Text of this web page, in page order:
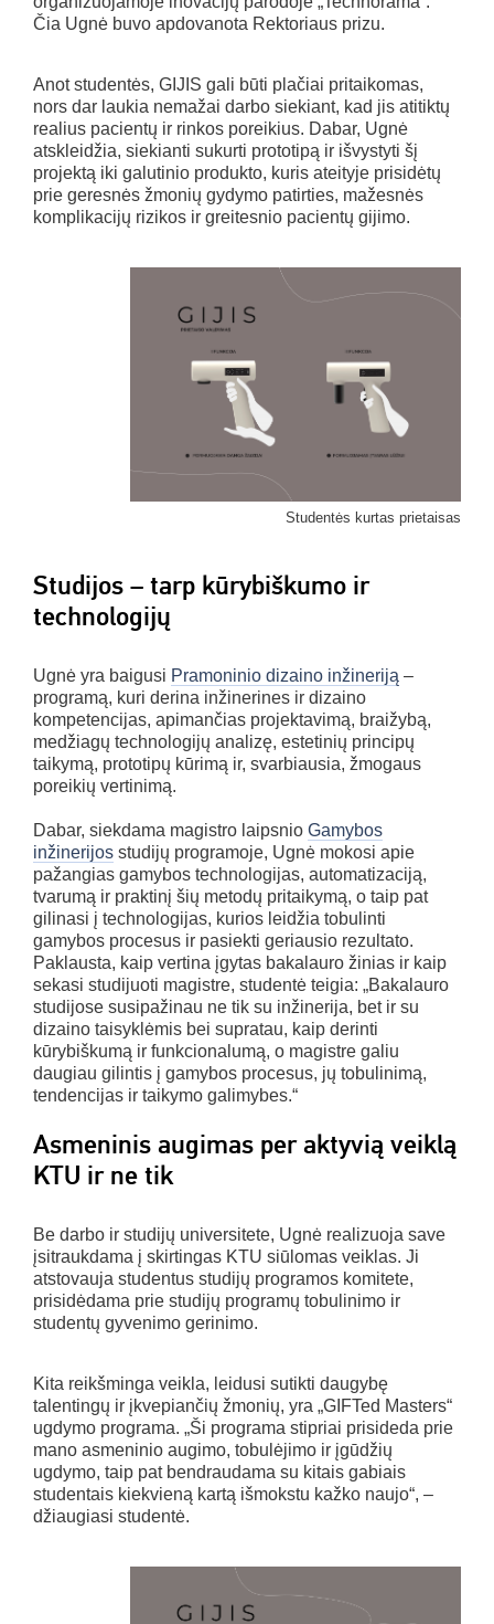
Čia Ugnė buvo apdovanota Rektoriaus prizu.
Anot studentės, GIJIS gali būti plačiai pritaikomas,
nors dar laukia nemažai darbo siekiant, kad jis atitiktų
realius pacientų ir rinkos poreikius. Dabar, Ugnė
atskleidžia, siekianti sukurti prototipą ir išvystyti šį
projektą iki galutinio produkto, kuris ateityje prisidėtų
prie geresnės žmonių gydymo patirties, mažesnės
komplikacijų rizikos ir greitesnio pacientų gijimo.
Studentės kurtas prietaisas
Studijos – tarp kūrybiškumo ir
technologijų
Ugnė yra baigusi Pramoninio dizaino inžineriją –
programą, kuri derina inžinerines ir dizaino
kompetencijas, apimančias projektavimą, braižybą,
medžiagų technologijų analizę, estetinių principų
taikymą, prototipų kūrimą ir, svarbiausia, žmogaus
poreikių vertinimą.
Dabar, siekdama magistro laipsnio Gamybos
inžinerijos studijų programoje, Ugnė mokosi apie
pažangias gamybos technologijas, automatizaciją,
tvarumą ir praktinį šių metodų pritaikymą, o taip pat
gilinasi į technologijas, kurios leidžia tobulinti
gamybos procesus ir pasiekti geriausio rezultato.
Paklausta, kaip vertina įgytas bakalauro žinias ir kaip
sekasi studijuoti magistre, studentė teigia: „Bakalauro
studijose susipažinau ne tik su inžinerija, bet ir su
dizaino taisyklėmis bei supratau, kaip derinti
kūrybiškumą ir funkcionalumą, o magistre galiu
daugiau gilintis į gamybos procesus, jų tobulinimą,
tendencijas ir taikymo galimybes.“
Asmeninis augimas per aktyvią veiklą
KTU ir ne tik
Be darbo ir studijų universitete, Ugnė realizuoja save
įsitraukdama į skirtingas KTU siūlomas veiklas. Ji
atstovauja studentus studijų programos komitete,
prisidėdama prie studijų programų tobulinimo ir
studentų gyvenimo gerinimo.
Kita reikšminga veikla, leidusi sutikti daugybę
talentingų ir įkvepiančių žmonių, yra „GIFTed Masters“
ugdymo programa. „Ši programa stipriai prisideda prie
mano asmeninio augimo, tobulėjimo ir įgūdžių
ugdymo, taip pat bendraudama su kitais gabiais
studentais kiekvieną kartą išmokstu kažko naujo“, –
džiaugiasi studentė.